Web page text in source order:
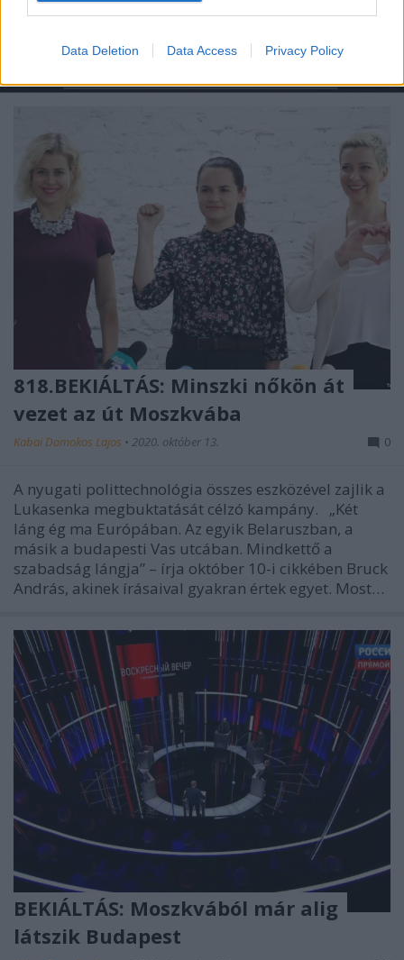
Data Deletion Data Access Privacy Policy
818.BEKIÁLTÁS: Minszki nőkön át
vezet az út Moszkvába
Kabai Domokos Lajos • 2020. október 13. 0
A nyugati polittechnológia összes eszközével zajlik a
Lukasenka megbuktatását célzó kampány. „Két
láng ég ma Európában. Az egyik Belaruszban, a
másik a budapesti Vas utcában. Mindkettő a
szabadság lángja” – írja október 10-i cikkében Bruck
András, akinek írásaival gyakran értek egyet. Most…
BEKIÁLTÁS: Moszkvából már alig
látszik Budapest